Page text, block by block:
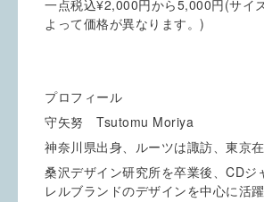
一点税込¥2,000円から5,000円(サイ
よって価格が異なります。)
プロフィール
守矢努 Tsutomu Moriya
神奈川県出身、ルーツは諏訪、東京
桑沢デザイン研究所を卒業後、CDジ
レルブランドのデザインを中心に活躍